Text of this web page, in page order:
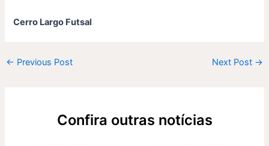
Cerro Largo Futsal
← Previous Post Next Post →
Confira outras notícias